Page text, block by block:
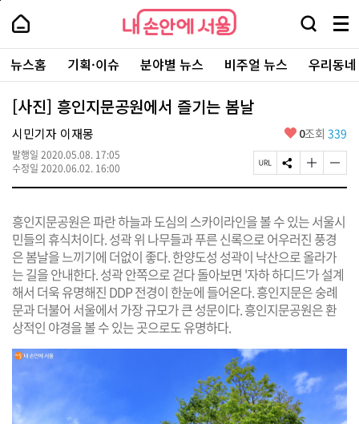
본
로
가
내
손
안
에
서
울
-
서
울
시
대
표
소
포
털
내
손
에
울
검
창
열
기
메
뉴
전
체
보
주
요
서
뉴스홈 기획·이슈 분야별 뉴스 비주얼 뉴스 우리동
[사진] 흥인지문공원에서 즐기는 봄날
시민기자 이재몽
발행일 2020.05.08. 17:05
수정일 2020.06.02. 16:00
좋
요
0조회 339
페
이
R
L
복
사
S
N
유
하
기
글
자
크
게
변
경
하
기
글
자
작
게
변
경
하
기
흥인지문공원은 파란 하늘과 도심의 스카이라인을 볼 수 있는 서울시
민들의 휴식처이다. 성곽 위 나무들과 푸른 신록으로 어우러진 풍경
은 봄날을 느끼기에 더없이 좋다. 한양도성 성곽이 낙산으로 올라가
는 길을 안내한다. 성곽 안쪽으로 걷다 돌아보면 '자하 하디드'가 설계
해서 더욱 유명해진 DDP 전경이 한눈에 들어온다. 흥인지문은 숭례
문과 더불어 서울에서 가장 규모가 큰 성문이다. 흥인지문공원은 환
상적인 야경을 볼 수 있는 곳으로도 유명하다.
페
상
단
로